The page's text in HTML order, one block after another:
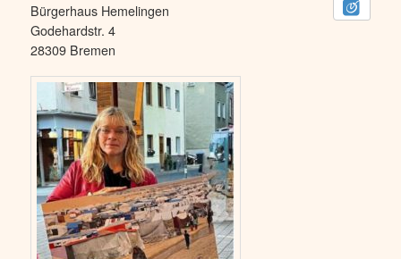
Bürgerhaus Hemelingen
Godehardstr. 4
28309 Bremen